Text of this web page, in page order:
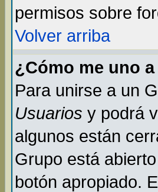
permisos sobre
Volver arriba
¿Cómo me uno
Para unirse a un
Usuarios y podrá
algunos están
Grupo está
botón apropiado.